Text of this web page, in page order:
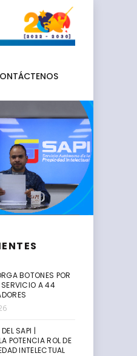
BOTONES POR
SERVICIO A 44
SAPI |
POTENCIA ROL DE
INTELECTUAL